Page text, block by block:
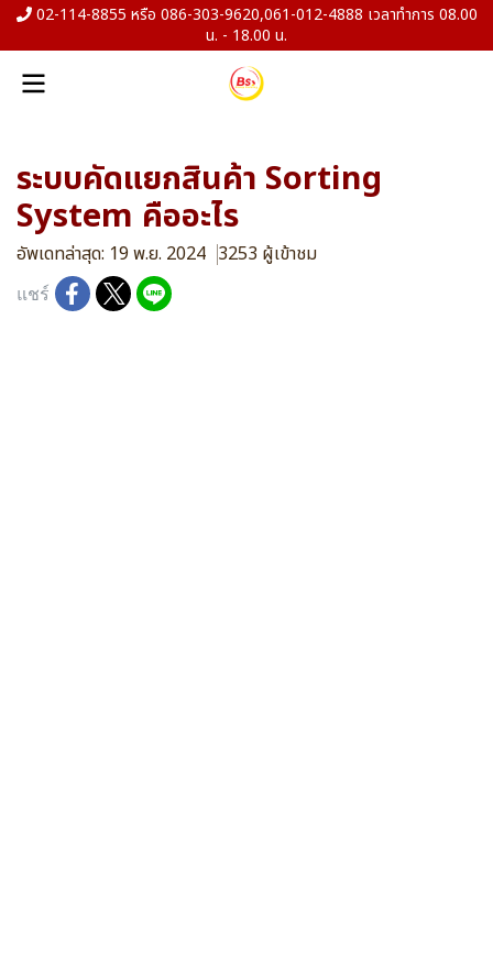
02-114-8855 หรือ 086-303-9620,061-012-4888 เวลาทำการ 08.00
น. - 18.00 น.
ระบบคัดแยกสินค้า Sorting
System คืออะไร
อัพเดทล่าสุด: 19 พ.ย. 2024 3253 ผู้เข้าชม
แชร์